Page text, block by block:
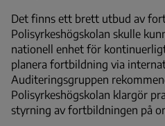
Det finns ett brett utbud av
Polisyrkeshögskolan skulle
nationell enhet för
planera fortbildning via
Auditeringsgruppen
Polisyrkeshögskolan klargör
styrning av fortbildningen på